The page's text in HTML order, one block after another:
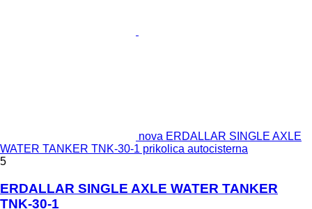
nova ERDALLAR SINGLE AXLE
WATER TANKER TNK-30-1 prikolica autocisterna
5
ERDALLAR SINGLE AXLE WATER TANKER
TNK-30-1